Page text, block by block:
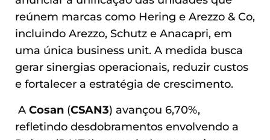
reúnem marcas como Hering e Arezzo & Co,
incluindo Arezzo, Schutz e Anacapri, em
uma única business unit. A medida busca
gerar sinergias operacionais, reduzir custos
e fortalecer a estratégia de crescimento.
A Cosan (CSAN3) avançou 6,70%,
refletindo desdobramentos envolvendo a